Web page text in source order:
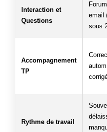
Interaction et
Questions
email
sous
Accompagnement
TP
Rythme de travail